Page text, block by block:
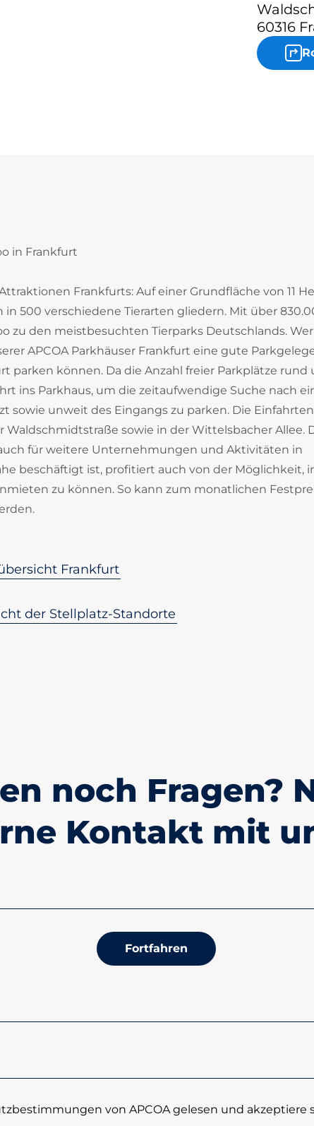
60316
in Frankfurt
Frankfurts: Auf einer Grundfläche von 11
in 500 verschiedene Tierarten gliedern. Mit über
zu den meistbesuchten Tierparks Deutschlands.
APCOA Parkhäuser Frankfurt eine gute
parken können. Da die Anzahl freier Parkplätze rund
ins Parkhaus, um die zeitaufwendige Suche nach
unweit des Eingangs zu parken. Die
Waldschmidtstraße sowie in der Wittelsbacher Allee.
für weitere Unternehmungen und Aktivitäten in
beschäftigt ist, profitiert auch von der Möglichkeit,
zu können. So kann zum monatlichen
Frankfurt
der Stellplatz-Standorte
noch Fragen?
Kontakt mit
Fortfahren
von APCOA gelesen und akzeptiere